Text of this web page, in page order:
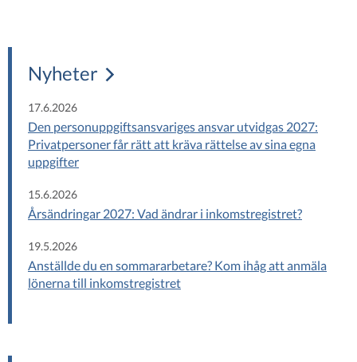
Nyheter
17.6.2026
Den personuppgiftsansvariges ansvar utvidgas 2027:
Privatpersoner får rätt att kräva rättelse av sina egna
uppgifter
15.6.2026
Årsändringar 2027: Vad ändrar i inkomstregistret?
19.5.2026
Anställde du en sommararbetare? Kom ihåg att anmäla
lönerna till inkomstregistret